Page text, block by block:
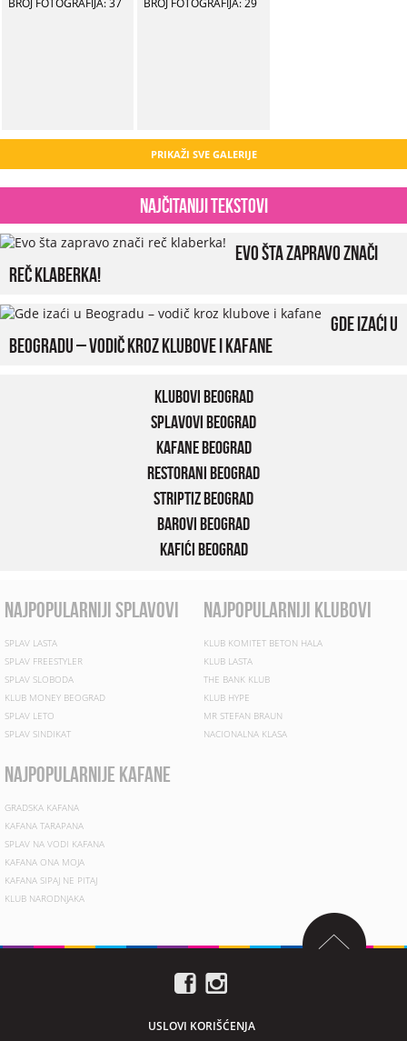
BROJ FOTOGRAFIJA: 37
BROJ FOTOGRAFIJA: 29
PRIKAŽI SVE GALERIJE
Najčitaniji tekstovi
Evo šta zapravo znači
reč klaberka!
Gde izaći u
Beogradu – vodič kroz klubove i kafane
Klubovi Beograd
Splavovi Beograd
Kafane Beograd
Restorani Beograd
Striptiz Beograd
Barovi Beograd
Kafići Beograd
najpopularniji splavovi
SPLAV LASTA
SPLAV FREESTYLER
SPLAV SLOBODA
KLUB MONEY BEOGRAD
SPLAV LETO
SPLAV SINDIKAT
najpopularniji klubovi
KLUB KOMITET BETON HALA
KLUB LASTA
THE BANK KLUB
KLUB HYPE
MR STEFAN BRAUN
NACIONALNA KLASA
najpopularnije kafane
GRADSKA KAFANA
KAFANA TARAPANA
SPLAV NA VODI KAFANA
KAFANA ONA MOJA
KAFANA SIPAJ NE PITAJ
KLUB NARODNJAKA
USLOVI KORIŠĆENJA